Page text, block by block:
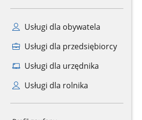
Usługi dla obywatela
Usługi dla przedsiębiorcy
Usługi dla urzędnika
Usługi dla rolnika